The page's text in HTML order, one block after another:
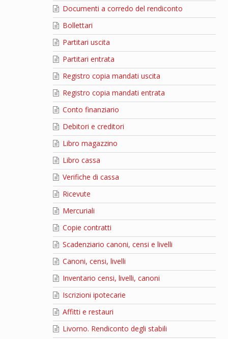
Documenti a corredo del rendiconto
Bollettari
Partitari uscita
Partitari entrata
Registro copia mandati uscita
Registro copia mandati entrata
Conto finanziario
Debitori e creditori
Libro magazzino
Libro cassa
Verifiche di cassa
Ricevute
Mercuriali
Copie contratti
Scadenziario canoni, censi e livelli
Canoni, censi, livelli
Inventario censi, livelli, canoni
Iscrizioni ipotecarie
Affitti e restauri
Livorno. Rendiconto degli stabili